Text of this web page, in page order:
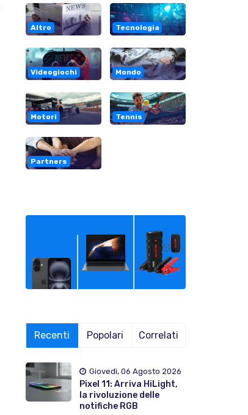
Altro Tecnologia
Videogiochi Mondo
Motori Tennis
Partners
Recenti Popolari Correlati
Giovedì, 06 Agosto 2026
Pixel 11: Arriva HiLight,
la rivoluzione delle
notifiche RGB